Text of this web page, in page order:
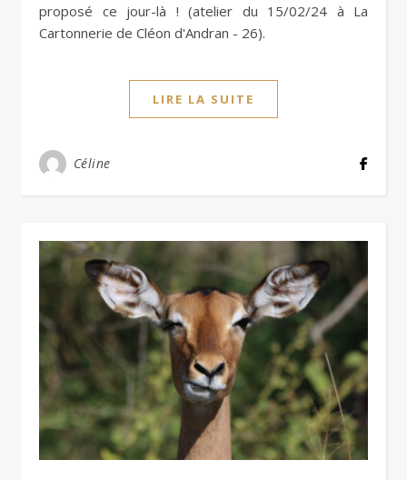
proposé ce jour-là ! (atelier du 15/02/24 à La
Cartonnerie de Cléon d'Andran - 26).
LIRE LA SUITE
Céline